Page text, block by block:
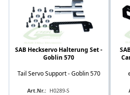
SAB Heckservo Halterung Set -
Goblin 570
Tail Servo Support - Goblin 570
Art.Nr.: H0289-S